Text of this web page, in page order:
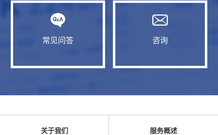
常见问答 咨询
关于我们 服务概述